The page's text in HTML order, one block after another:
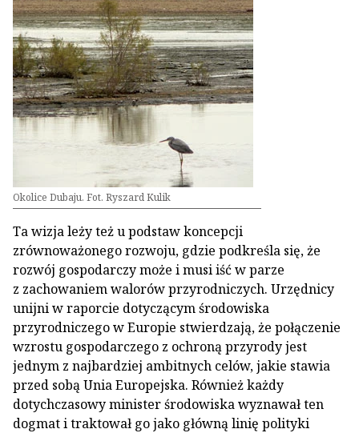
Okolice Dubaju. Fot. Ryszard Kulik
Ta wizja leży też u podstaw koncepcji
zrównoważonego rozwoju, gdzie podkreśla się, że
rozwój gospodarczy może i musi iść w parze
z zachowaniem walorów przyrodniczych. Urzędnicy
unijni w raporcie dotyczącym środowiska
przyrodniczego w Europie stwierdzają, że połączenie
wzrostu gospodarczego z ochroną przyrody jest
jednym z najbardziej ambitnych celów, jakie stawia
przed sobą Unia Europejska. Również każdy
dotychczasowy minister środowiska wyznawał ten
dogmat i traktował go jako główną linię polityki